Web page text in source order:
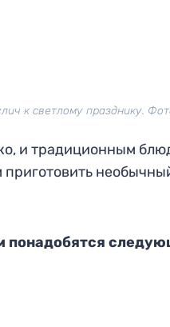
к светлому празднику.
и традиционным